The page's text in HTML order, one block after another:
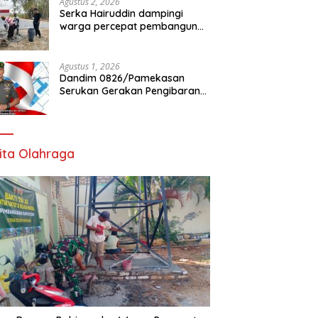
Serka Hairuddin dampingi
warga percepat pembangunan
Agustus 1, 2026
Dandim 0826/Pamekasan
Serukan Gerakan Pengibaran
Olahraga